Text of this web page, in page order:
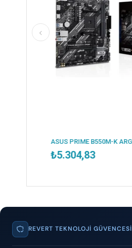
₺5.304,83
REVERT TEKNOLOJI GÜVENCESI